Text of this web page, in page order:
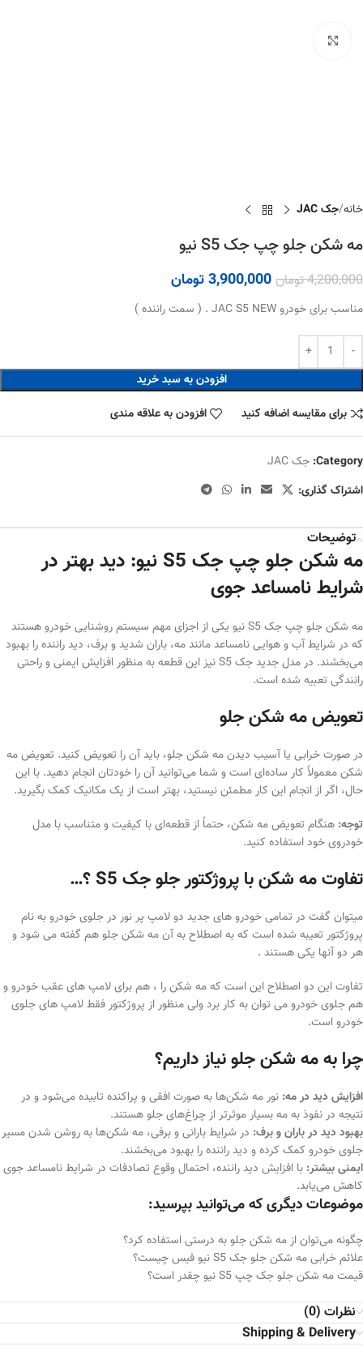
خانه جک JAC
مه شکن جلو چپ جک S5 نیو
4,200,000تومان3,900,000تومان
مناسب برای خودرو JAC S5 NEW . ( سمت راننده )
افزودن به سبد خرید
برای مقایسه اضافه کنید
افزودن به علاقه مندی
Category: جک JAC
اشتراک گذاری:
توضیحات
مه شکن جلو چپ جک S5 نیو: دید بهتر در
شرایط نامساعد جوی
مه شکن جلو چپ جک S5 نیو یکی از اجزای مهم سیستم روشنایی خودرو هستند
که در شرایط آب و هوایی نامساعد مانند مه، باران شدید و برف، دید راننده را بهبود
می‌بخشند. در مدل جدید جک S5 نیز این قطعه به منظور افزایش ایمنی و راحتی
رانندگی تعبیه شده است.
تعویض مه شکن جلو
در صورت خرابی یا آسیب دیدن مه شکن جلو، باید آن را تعویض کنید. تعویض مه
شکن معمولاً کار ساده‌ای است و شما می‌توانید آن را خودتان انجام دهید. با این
حال، اگر از انجام این کار مطمئن نیستید، بهتر است از یک مکانیک کمک بگیرید.
توجه: هنگام تعویض مه شکن، حتماً از قطعه‌ای با کیفیت و متناسب با مدل
خودروی خود استفاده کنید.
تفاوت مه شکن با پروژکتور جلو جک S5 ؟…
میتوان گفت در تمامی خودرو های جدید دو لامپ پر نور در جلوی خودرو به نام
پروژکتور تعیبه شده است که به اصطلاح به آن مه شکن جلو هم گفته می شود و
هر دو آنها یکی هستند .
تفاوت این دو اصطلاح این است که مه شکن را ، هم برای لامپ های عقب خودرو و
هم جلوی خودرو می توان به کار برد ولی منظور از پروژکتور فقط لامپ های جلوی
خودرو است.
چرا به مه شکن جلو نیاز داریم؟
افزایش دید در مه: نور مه شکن‌ها به صورت افقی و پراکنده تابیده می‌شود و در
نتیجه در نفوذ به مه بسیار موثرتر از چراغ‌های جلو هستند.
بهبود دید در باران و برف: در شرایط بارانی و برفی، مه شکن‌ها به روشن شدن مسیر
جلوی خودرو کمک کرده و دید راننده را بهبود می‌بخشند.
ایمنی بیشتر: با افزایش دید راننده، احتمال وقوع تصادفات در شرایط نامساعد جوی
کاهش می‌یابد.
موضوعات دیگری که می‌توانید بپرسید:
چگونه می‌توان از مه شکن جلو به درستی استفاده کرد؟
علائم خرابی مه شکن جلو جک S5 نیو فیس چیست؟
قیمت مه شکن جلو جک چپ S5 نیو چقدر است؟
نظرات (0)
Shipping & Delivery